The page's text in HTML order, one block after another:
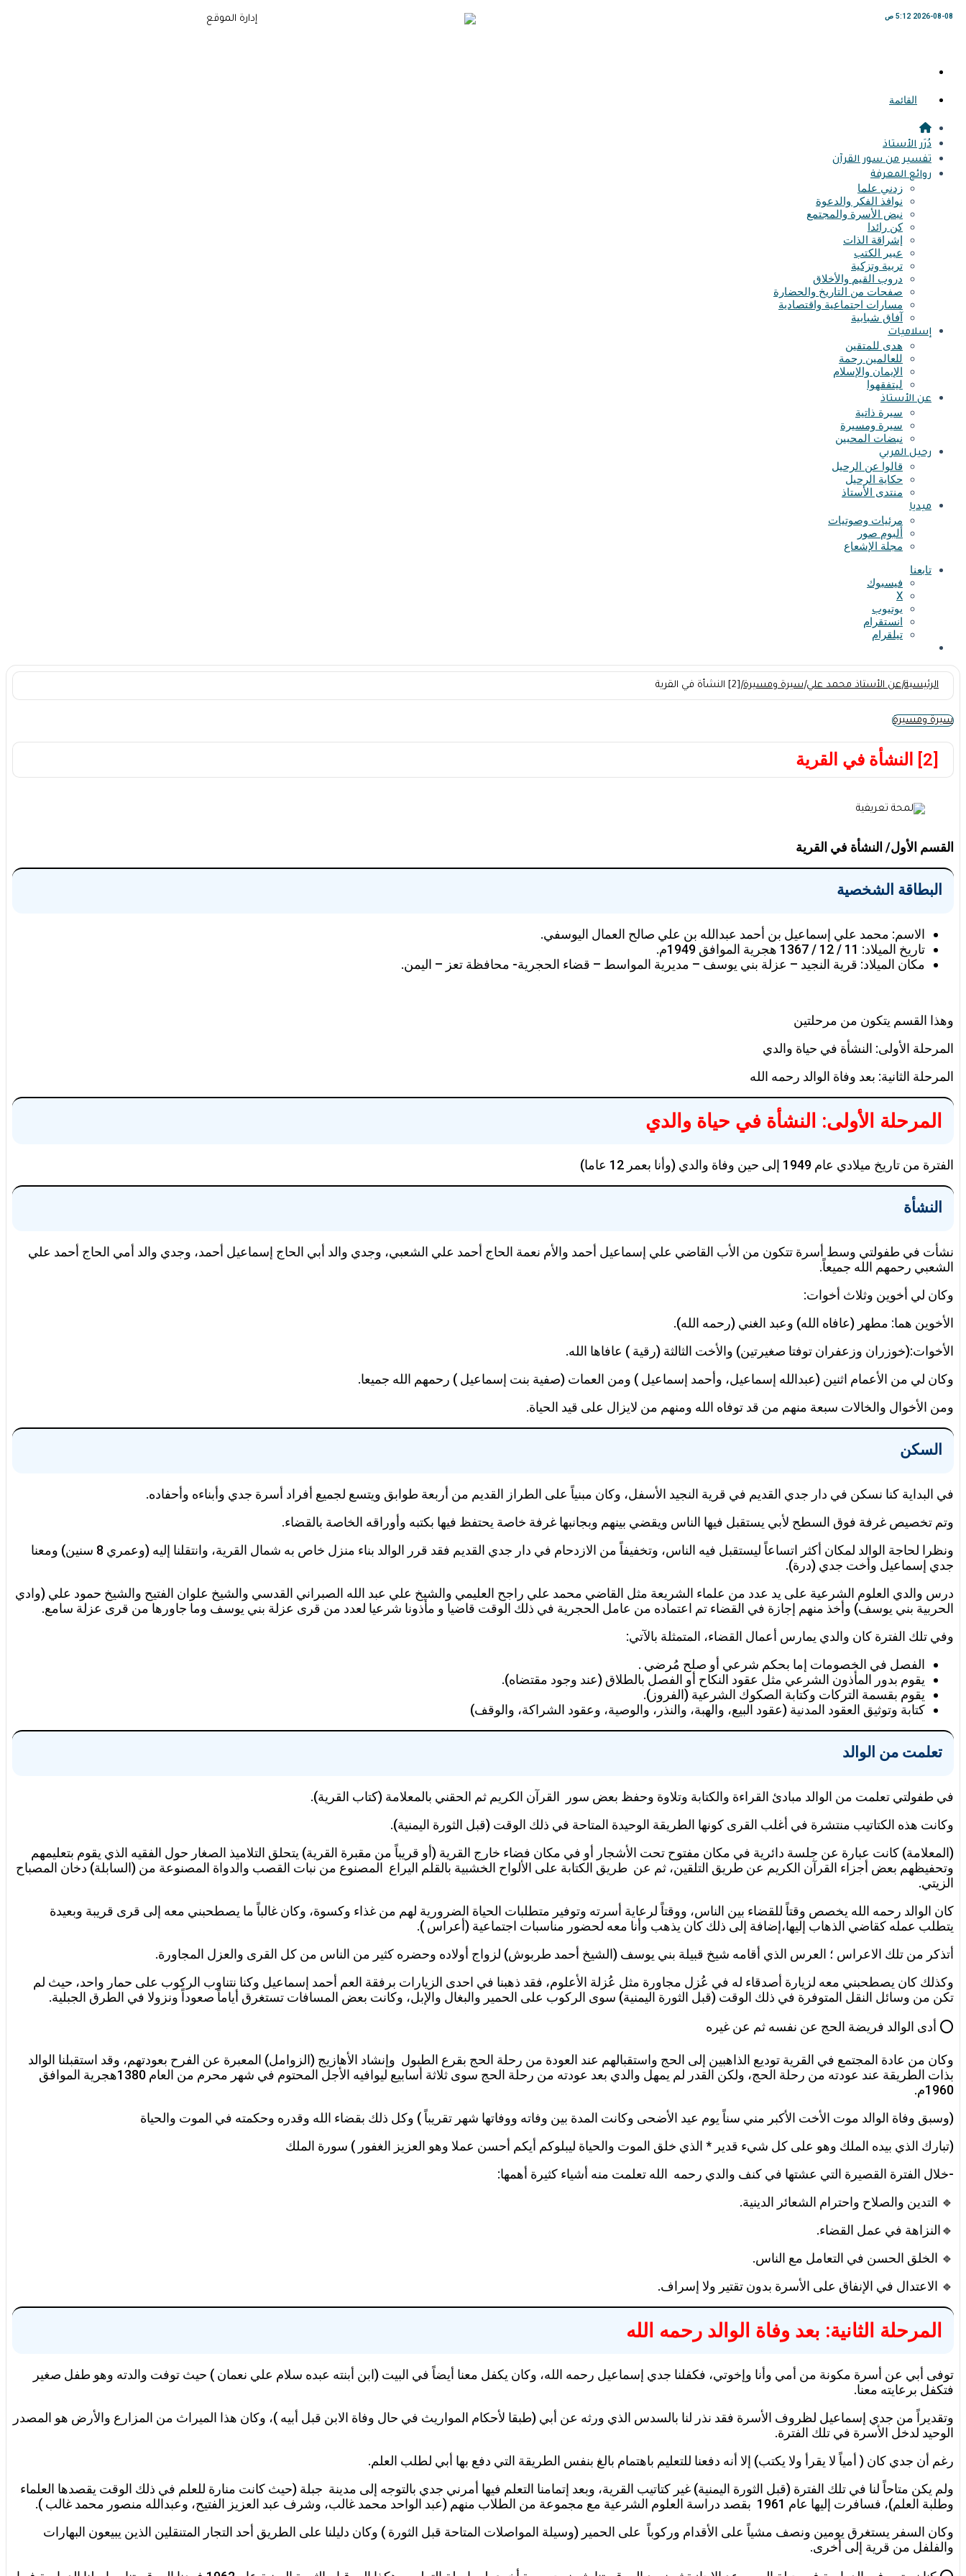
2026-08-08 5:12 ص
القائمة
دُرَر الأستاذ
تفسير من سور القرآن
روائع المعرفة
زدني علما
نوافذ الفكر والدعوة
نبض الأسرة والمجتمع
كن رائدا
إشراقة الذات
عبير الكتب
تربية وتزكية
دروب القيم والأخلاق
صفحات من التاريخ والحضارة
مسارات اجتماعية واقتصادية
آفاق شبابية
إسلاميات
هدى للمتقين
للعالمين رحمة
الإيمان والإسلام
ليتفقهوا
عن الأستاذ
سيرة ذاتية
سيرة ومسيرة
نبضات المحبين
رحيل المربي
قالوا عن الرحيل
حكاية الرحيل
منتدى الأستاذ
ميديا
مرئيات وصوتيات
ألبوم صور
مجلة الإشعاع
تابعنا
فيسبوك
X
يوتيوب
انستقرام
تيلقرام
الرئيسية|عن الأستاذ محمد علي|سيرة ومسيرة| [2] النشأة في القرية
سيرة ومسيرة
[2] النشأة في القرية
القسم الأول/ النشأة في القرية
البطاقة الشخصية
الاسم: محمد علي إسماعيل بن أحمد عبدالله بن علي صالح العمال اليوسفي.
تاريخ الميلاد: 11 / 12 / 1367 هجرية الموافق 1949م.
مكان الميلاد: قرية النجيد – عزلة بني يوسف – مديرية المواسط – قضاء الحجرية- محافظة تعز – اليمن.
وهذا القسم يتكون من مرحلتين
المرحلة الأولى: النشأة في حياة والدي
المرحلة الثانية: بعد وفاة الوالد رحمه الله
المرحلة الأولى: النشأة في حياة والدي
الفترة من تاريخ ميلادي عام 1949 إلى حين وفاة والدي (وأنا بعمر 12 عاما)
النشأة
نشأت في طفولتي وسط أسرة تتكون من الأب القاضي علي إسماعيل أحمد والأم نعمة الحاج أحمد علي الشعبي، وجدي والد أبي الحاج إسماعيل أحمد، وجدي والد أمي الحاج أحمد علي
الشعبي رحمهم الله جميعاً.
وكان لي أخوين وثلاث أخوات:
الأخوين هما: مطهر (عافاه الله) وعبد الغني (رحمه الله).
الأخوات:(خوزران وزعفران توفتا صغيرتين) والأخت الثالثة (رقية ) عافاها الله.
وكان لي من الأعمام اثنين (عبدالله إسماعيل، وأحمد إسماعيل ) ومن العمات (صفية بنت إسماعيل ) رحمهم الله جميعا.
ومن الأخوال والخالات سبعة منهم من قد توفاه الله ومنهم من لايزال على قيد الحياة.
السكن
في البداية كنا نسكن في دار جدي القديم في قرية النجيد الأسفل، وكان مبنياً على الطراز القديم من أربعة طوابق ويتسع لجميع أفراد أسرة جدي وأبناءه وأحفاده.
وتم تخصيص غرفة فوق السطح لأبي يستقبل فيها الناس ويقضي بينهم وبجانبها غرفة خاصة يحتفظ فيها بكتبه وأوراقه الخاصة بالقضاء.
ونظرا لحاجة الوالد لمكان أكثر اتساعاً ليستقبل فيه الناس، وتخفيفاً من الازدحام في دار جدي القديم فقد قرر الوالد بناء منزل خاص به شمال القرية، وانتقلنا إليه (وعمري 8 سنين) ومعنا
جدي إسماعيل وأخت جدي (درة).
درس والدي العلوم الشرعية على يد عدد من علماء الشريعة مثل القاضي محمد علي راجح العليمي والشيخ علي عبد الله الصبراني القدسي والشيخ علوان الفتيح والشيخ حمود علي (وادي
الحربية بني يوسف) وأخذ منهم إجازة في القضاء تم اعتماده من عامل الحجرية في ذلك الوقت قاضيا و مأذونا شرعيا لعدد من قرى عزلة بني يوسف وما جاورها من قرى عزلة سامع.
وفي تلك الفترة كان والدي يمارس أعمال القضاء، المتمثلة بالآتي:
الفصل في الخصومات إما بحكم شرعي أو صلح مُرضي .
يقوم بدور المأذون الشرعي مثل عقود النكاح أو الفصل بالطلاق (عند وجود مقتضاه).
يقوم بقسمة التركات وكتابة الصكوك الشرعية (الفروز).
كتابة وتوثيق العقود المدنية (عقود البيع، والهبة، والنذر، والوصية، وعقود الشراكة، والوقف)
تعلمت من الوالد
في طفولتي تعلمت من الوالد مبادئ القراءة والكتابة وتلاوة وحفظ بعض سور القرآن الكريم ثم الحقني بالمعلامة (كتاب القرية).
وكانت هذه الكتاتيب منتشرة في أغلب القرى كونها الطريقة الوحيدة المتاحة في ذلك الوقت (قبل الثورة اليمنية).
(المعلامة) كانت عبارة عن جلسة دائرية في مكان مفتوح تحت الأشجار أو في مكان فضاء خارج القرية (أو قريباً من مقبرة القرية) يتحلق التلاميذ الصغار حول الفقيه الذي يقوم بتعليمهم
وتحفيظهم بعض أجزاء القرآن الكريم عن طريق التلقين، ثم عن طريق الكتابة على الألواح الخشبية بالقلم اليراع المصنوع من نبات القصب والدواة المصنوعة من (السابلة) دخان المصباح
الزيتي.
كان الوالد رحمه الله يخصص وقتاً للقضاء بين الناس، ووقتاً لرعاية أسرته وتوفير متطلبات الحياة الضرورية لهم من غذاء وكسوة، وكان غالباً ما يصطحبني معه إلى قرى قريبة وبعيدة
يتطلب عمله كقاضي الذهاب إليها،إضافة إلى ذلك كان يذهب وأنا معه لحضور مناسبات اجتماعية (أعراس ).
أتذكر من تلك الاعراس ؛ العرس الذي أقامه شيخ قبيلة بني يوسف (الشيخ أحمد طربوش) لزواج أولاده وحضره كثير من الناس من كل القرى والعزل المجاورة.
وكذلك كان يصطحبني معه لزيارة أصدقاء له في عُزل مجاورة مثل عُزلة الأعلوم، فقد ذهبنا في احدى الزيارات برفقة العم أحمد إسماعيل وكنا نتناوب الركوب على حمار واحد، حيث لم
تكن من وسائل النقل المتوفرة في ذلك الوقت (قبل الثورة اليمنية) سوى الركوب على الحمير والبغال والإبل، وكانت بعض المسافات تستغرق أياماً صعوداً ونزولا في الطرق الجبلية.
⭕ أدى الوالد فريضة الحج عن نفسه ثم عن غيره
وكان من عادة المجتمع في القرية توديع الذاهبين إلى الحج واستقبالهم عند العودة من رحلة الحج بقرع الطبول وإنشاد الأهازيج (الزوامل) المعبرة عن الفرح بعودتهم، وقد استقبلنا الوالد
بذات الطريقة عند عودته من رحلة الحج، ولكن القدر لم يمهل والدي بعد عودته من رحلة الحج سوى ثلاثة أسابيع ليوافيه الأجل المحتوم في شهر محرم من العام 1380هجرية الموافق
1960م.
(وسبق وفاة الوالد موت الأخت الأكبر مني سناً يوم عيد الأضحى وكانت المدة بين وفاته ووفاتها شهر تقريباً ) وكل ذلك بقضاء الله وقدره وحكمته في الموت والحياة
(تبارك الذي بيده الملك وهو على كل شيء قدير * الذي خلق الموت والحياة ليبلوكم أيكم أحسن عملا وهو العزيز الغفور ) سورة الملك
-خلال الفترة القصيرة التي عشتها في كنف والدي رحمه الله تعلمت منه أشياء كثيرة أهمها:
🔹 التدين والصلاح واحترام الشعائر الدينية.
🔹النزاهة في عمل القضاء.
🔹 الخلق الحسن في التعامل مع الناس.
🔹 الاعتدال في الإنفاق على الأسرة بدون تقتير ولا إسراف.
المرحلة الثانية: بعد وفاة الوالد رحمه الله
توفى أبي عن أسرة مكونة من أمي وأنا وإخوتي، فكفلنا جدي إسماعيل رحمه الله، وكان يكفل معنا أيضاً في البيت (ابن أبنته عبده سلام علي نعمان ) حيث توفت والدته وهو طفل صغير
فتكفل برعايته معنا.
وتقديراً من جدي إسماعيل لظروف الأسرة فقد نذر لنا بالسدس الذي ورثه عن أبي (طبقا لأحكام المواريث في حال وفاة الابن قبل أبيه )، وكان هذا الميراث من المزارع والأرض هو المصدر
الوحيد لدخل الأسرة في تلك الفترة.
رغم أن جدي كان ( أمياً لا يقرأ ولا يكتب) إلا أنه دفعنا للتعليم باهتمام بالغ بنفس الطريقة التي دفع بها أبي لطلب العلم.
ولم يكن متاحاً لنا في تلك الفترة (قبل الثورة اليمنية) غير كتاتيب القرية، وبعد إتمامنا التعلم فيها أمرني جدي بالتوجه إلى مدينة جبلة (حيث كانت منارة للعلم في ذلك الوقت يقصدها العلماء
وطلبة العلم)، فسافرت إليها عام 1961 بقصد دراسة العلوم الشرعية مع مجموعة من الطلاب منهم (عبد الواحد محمد غالب، وشرف عبد العزيز الفتيح، وعبدالله منصور محمد غالب ).
وكان السفر يستغرق يومين ونصف مشياً على الأقدام وركوباً على الحمير (وسيلة المواصلات المتاحة قبل الثورة ) وكان دليلنا على الطريق أحد التجار المتنقلين الذين يبيعون البهارات
والفلفل من قرية إلى أخرى.